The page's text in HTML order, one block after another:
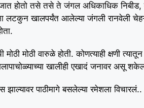
तसे तसे ते जंगल अधिकाधिक निबीड,
लटकुन खालपर्यंत आलेल्या जंगली रानवेली
मोठी मोठी वारुळे होती. कोणत्याही क्षणी
खालीही एखादं जनावर असू
पाठीमागे बसलेल्या रमेशला विचारलं..